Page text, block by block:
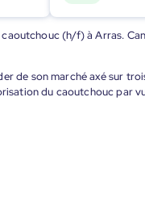
(h/f) à Arras.
de son marché axé sur
du caoutchouc par